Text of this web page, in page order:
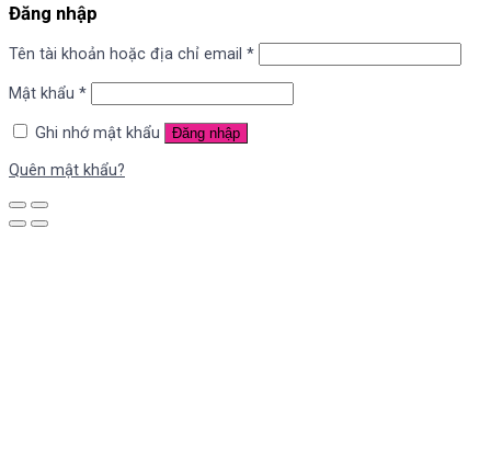
Đăng nhập
Tên tài khoản hoặc địa chỉ email *
Mật khẩu *
Ghi nhớ mật khẩu Đăng nhập
Quên mật khẩu?